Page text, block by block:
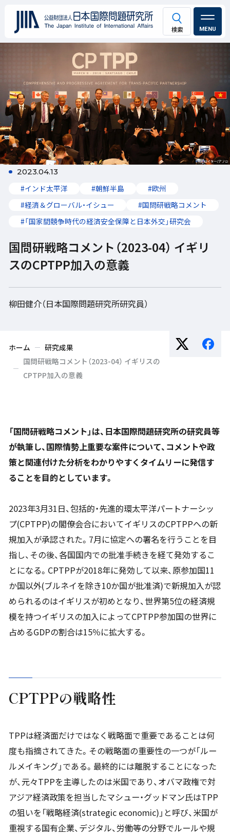
MENU
2023.04.13
#インド太平洋 #朝鮮半島
#欧州
#経済＆グローバル・イシュー
#国問研戦略コメント
#「国家間競争時代の経済安全保障と日本外交」研究会
国問研戦略コメント（2023-04） イギリ
スのCPTPP加入の意義
柳田健介（日本国際問題研究所研究員）
ホーム
研究成果
国問研戦略コメント（2023-04） イギリスの
CPTPP加入の意義
「国問研戦略コメント」は、日本国際問題研究所の研究員等
が執筆し、国際情勢上重要な案件について、コメントや政
策と関連付けた分析をわかりやすくタイムリーに発信す
ることを目的としています。
2023年3月31日、包括的・先進的環太平洋パートナーシッ
プ(CPTPP)の閣僚会合においてイギリスのCPTPPへの新
規加入が承認された。7月に協定への署名を行うことを目
指し、その後、各国国内での批准手続きを経て発効するこ
とになる。CPTPPが2018年に発効して以来、原参加国11
か国以外(ブルネイを除き10か国が批准済)で新規加入が認
められるのはイギリスが初めとなり、世界第5位の経済規
模を持つイギリスの加入によってCPTPP参加国の世界に
占めるGDPの割合は15％に拡大する。
CPTPPの戦略性
TPPは経済面だけではなく戦略面で重要であることは何
度も指摘されてきた。その戦略面の重要性の一つが「ルー
ルメイキング」である。最終的には離脱することになった
が、元々TPPを主導したのは米国であり、オバマ政権で対
アジア経済政策を担当したマシュー・グッドマン氏はTPP
の狙いを「戦略経済(strategic economic)」と呼び、米国が
重視する国有企業、デジタル、労働等の分野でルールや規